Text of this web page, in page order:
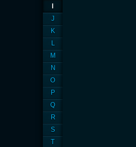
J
K
L
M
N
O
P
Q
R
S
T